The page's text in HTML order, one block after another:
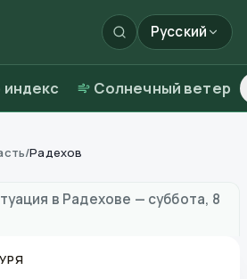
Русский
индекс Солнечный ветер
/Радехов
в Радехове — суббота, 8